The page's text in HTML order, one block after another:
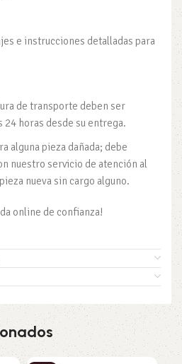
e instrucciones detalladas para
de transporte deben ser
24 horas desde su entrega.
alguna pieza dañada; debe
nuestro servicio de atención al
nueva sin cargo alguno.
online de confianza!